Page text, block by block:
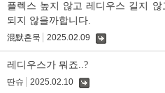
플렉스 높지 않고 레디우스 길지
되지 않을까합니다.
混默혼묵 2025.02.09
레디우스가 뭐죠..?
딴슈 2025.02.10